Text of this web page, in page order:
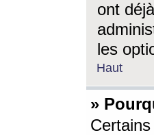
ont
les
Haut
»